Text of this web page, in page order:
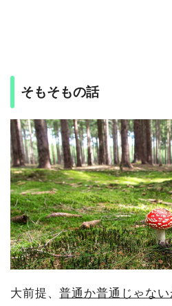
そもそもの話
大前提、普通か普通じゃな